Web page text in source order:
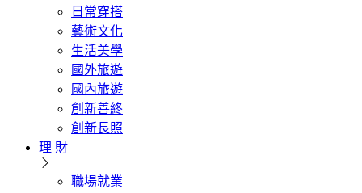
日常穿搭
藝術文化
生活美學
國外旅遊
國內旅遊
創新善終
創新長照
理 財
職場就業